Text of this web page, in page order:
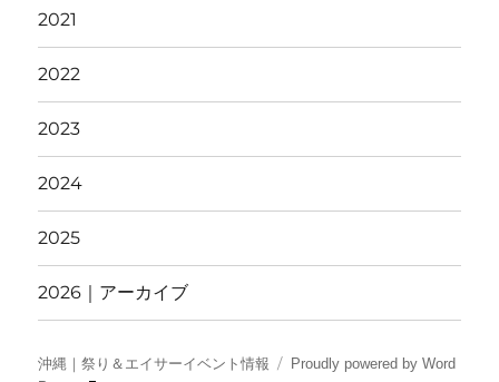
2021
2022
2023
2024
2025
2026｜アーカイブ
沖縄｜祭り＆エイサーイベント情報
Proudly powered by Word